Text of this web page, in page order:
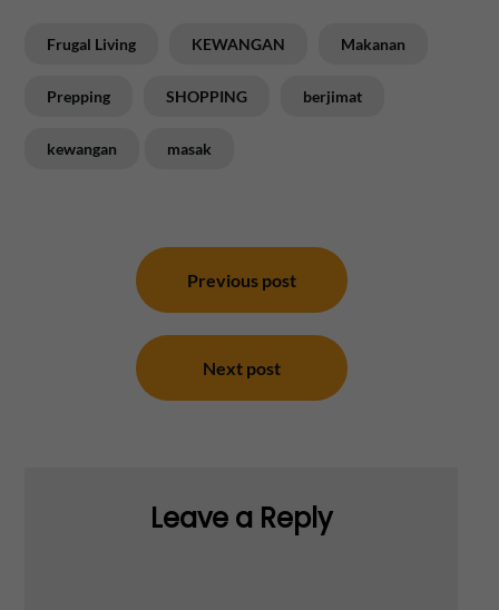
Frugal Living KEWANGAN Makanan
Prepping SHOPPING berjimat
kewangan masak
Previous post
Next post
Leave a Reply